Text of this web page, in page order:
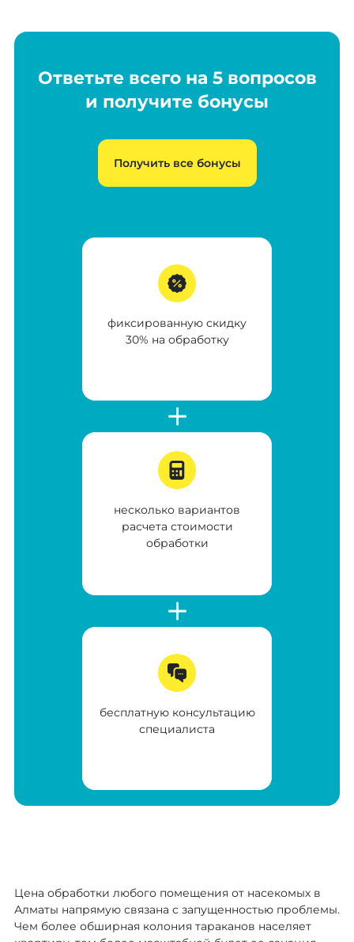
Ответьте всего на 5 вопросов
и получите бонусы
Получить все бонусы
фиксированную скидку
30% на обработку
несколько вариантов
расчета стоимости
обработки
бесплатную консультацию
специалиста
Цена обработки любого помещения от насекомых в
Алматы напрямую связана с запущенностью проблемы.
Чем более обширная колония тараканов населяет